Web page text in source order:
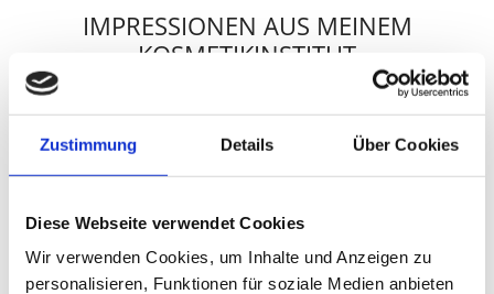
Zustimmung Details Über Cookies
Diese Webseite verwendet Cookies
Wir verwenden Cookies, um Inhalte und Anzeigen zu
personalisieren, Funktionen für soziale Medien anbieten
IMPRESSIONEN AUS MEINEM
KOSMETIKINSTITUT